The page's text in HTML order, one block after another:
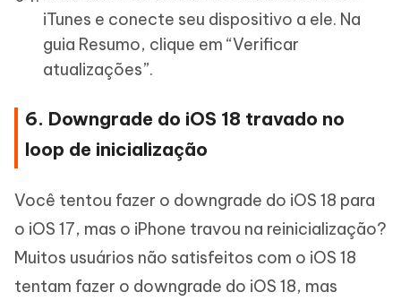
iTunes e conecte seu dispositivo a ele. Na
guia Resumo, clique em “Verificar
atualizações”.
6. Downgrade do iOS 18 travado no
loop de inicialização
Você tentou fazer o downgrade do iOS 18 para
o iOS 17, mas o iPhone travou na reinicialização?
Muitos usuários não satisfeitos com o iOS 18
tentam fazer o downgrade do iOS 18, mas